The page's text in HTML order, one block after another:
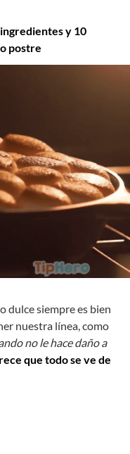
y 10
postre
dulce siempre es bien
nuestra línea, como
no le hace daño a
que todo se ve de